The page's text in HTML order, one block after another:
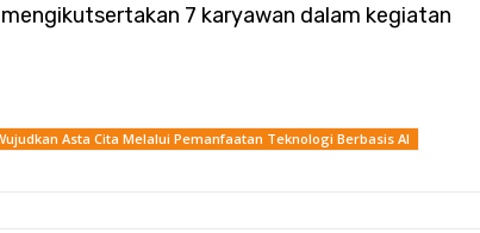
7 karyawan dalam kegiatan
Asta Cita Melalui Pemanfaatan Teknologi Berbasis AI